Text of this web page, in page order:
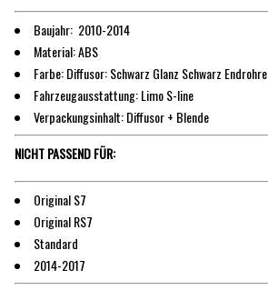
Baujahr: 2010-2014
Material: ABS
Farbe: Diffusor: Schwarz Glanz Schwarz Endrohre
Fahrzeugausstattung: Limo S-line
Verpackungsinhalt: Diffusor + Blende
NICHT PASSEND FÜR:
Original S7
Original RS7
Standard
2014-2017